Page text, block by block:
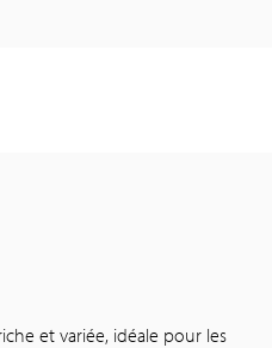
et variée, idéale pour les